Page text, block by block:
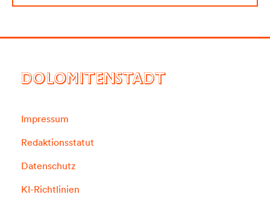
DOLOMITENSTADT
Impressum
Redaktionsstatut
Datenschutz
KI-Richtlinien